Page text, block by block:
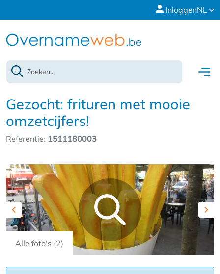
InloggenNL
Gezocht: frituren met mooie
omzetcijfers!
Referentie: 1511180003
Alle foto's (2)
Previous